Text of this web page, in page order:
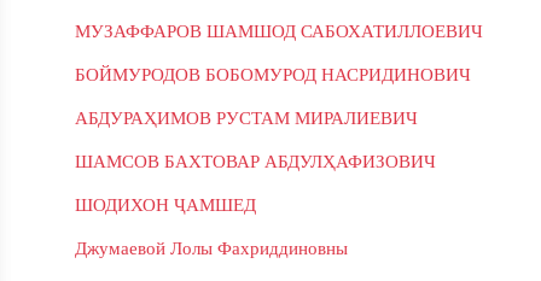
МУЗАФФАРОВ ШАМШОД САБОХАТИЛЛОЕВИЧ
БОЙМУРОДОВ БОБОМУРОД НАСРИДИНОВИЧ
АБДУРАҲИМОВ РУСТАМ МИРАЛИЕВИЧ
ШАМСОВ БАХТОВАР АБДУЛҲАФИЗОВИЧ
ШОДИХОН ҶАМШЕД
Джумаевой Лолы Фахриддиновны